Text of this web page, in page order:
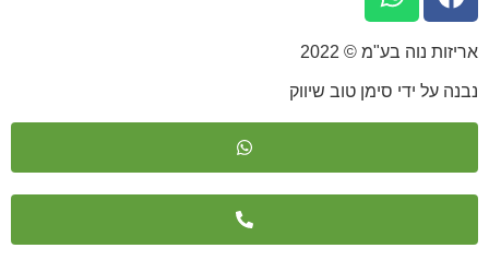
בע"מ © 2022
סימן טוב שיווק